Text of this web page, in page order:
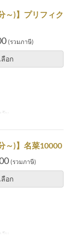
～)】プリフィク
(รวมภาษี)
ลือก
น
～)】名菜10000
(รวมภาษี)
ลือก
น